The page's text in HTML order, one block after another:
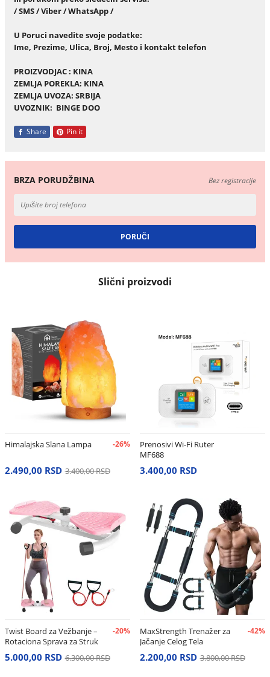
/ SMS / Viber / WhatsApp /
U Poruci navedite svoje podatke:
Ime, Prezime, Ulica, Broj, Mesto i kontakt telefon
PROIZVODJAC : KINA
ZEMLJA POREKLA: KINA
ZEMLJA UVOZA: SRBIJA
UVOZNIK: BINGE DOO
Share Pin it
BRZA PORUDŽBINA Bez registracije
Slični proizvodi
Himalajska Slana Lampa -26%
2.490,00 RSD 3.400,00 RSD
Prenosivi Wi-Fi Ruter
MF688
3.400,00 RSD
Twist Board za Vežbanje –
Rotaciona Sprava za Struk
i Stomak
-20%
5.000,00 RSD 6.300,00 RSD
MaxStrength Trenažer za
Jačanje Celog Tela
-42%
2.200,00 RSD 3.800,00 RSD